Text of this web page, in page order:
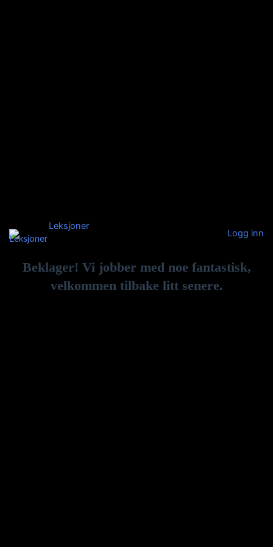
Leksjoner
Logg inn
Beklager! Vi jobber med noe fantastisk,
velkommen tilbake litt senere.